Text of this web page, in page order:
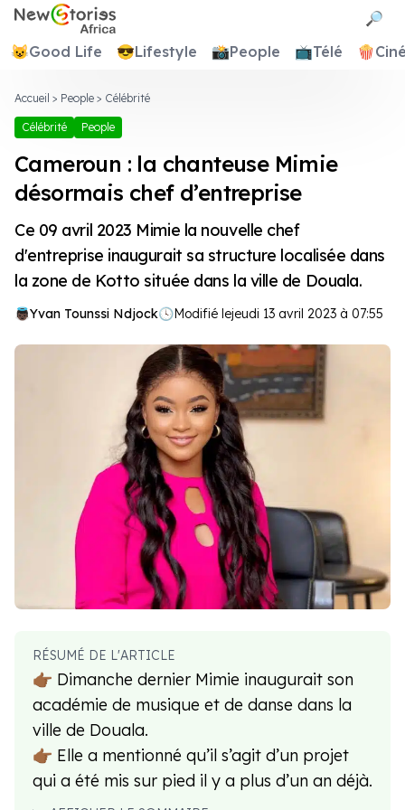
Newstories Africa
🔎
😺Good Life 😎Lifestyle 📸People 📺Télé 🍿
Accueil > People > Célébrité
Célébrité People
Cameroun : la chanteuse Mimie
désormais chef d’entreprise
Ce 09 avril 2023 Mimie la nouvelle chef
d'entreprise inaugurait sa structure localisée dans
la zone de Kotto située dans la ville de Douala.
Yvan Tounssi Ndjock🕓Modifié lejeudi 13 avril 2023 à 07:55
RÉSUMÉ DE L'ARTICLE
👉🏾 Dimanche dernier Mimie inaugurait son
académie de musique et de danse dans la
ville de Douala.
👉🏾 Elle a mentionné qu’il s’agit d’un projet
qui a été mis sur pied il y a plus d’un an déjà.